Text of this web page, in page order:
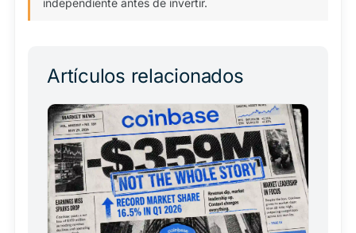
independiente antes de invertir.
Artículos relacionados